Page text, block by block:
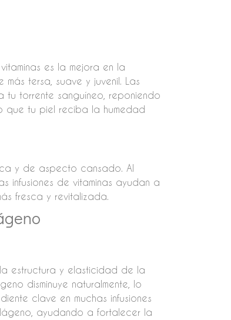
es la mejora en la
tersa, suave y juvenil. Las
tu torrente sanguíneo, reponiendo
que tu piel reciba la humedad
y de aspecto cansado. Al
infusiones de vitaminas ayudan a
fresca y revitalizada.
estructura y elasticidad de la
disminuye naturalmente, lo
clave en muchas infusiones
ayudando a fortalecer la